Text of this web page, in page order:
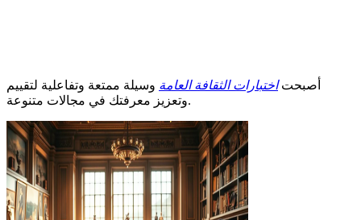
أصبحتاختبارات الثقافة العامة وسيلة ممتعة وتفاعلية لتقييم
وتعزيز معرفتك في مجالات متنوعة.